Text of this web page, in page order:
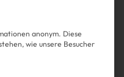
anonym. Diese
wie unsere Besucher